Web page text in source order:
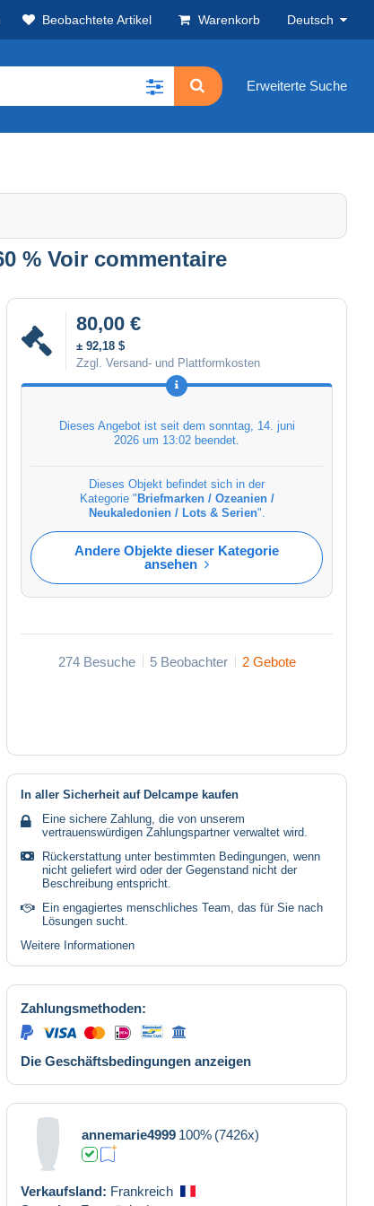
Beobachtete Artikel Warenkorb Deutsch
Erweiterte Suche
% Voir commentaire
80,00 €
± 92,18 $
Zzgl. Versand- und Plattformkosten
Dieses Angebot ist seit dem sonntag, 14. juni
2026 um 13:02 beendet.
Dieses Objekt befindet sich in der
Kategorie " Briefmarken / Ozeanien /
Neukaledonien / Lots & Serien".
Andere Objekte dieser Kategorie
ansehen
274 Besuche 5 Beobachter 2 Gebote
In aller Sicherheit auf Delcampe kaufen
Eine sichere Zahlung, die von unserem
vertrauenswürdigen Zahlungspartner verwaltet wird.
Rückerstattung unter bestimmten Bedingungen, wenn
nicht geliefert wird oder der Gegenstand nicht der
Beschreibung entspricht.
Ein engagiertes menschliches Team, das für Sie nach
Lösungen sucht.
Weitere Informationen
Zahlungsmethoden:
Die Geschäftsbedingungen anzeigen
annemarie4999 100% (7426x)
Verkaufsland: Frankreich